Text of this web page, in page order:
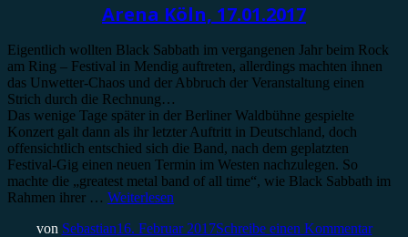
Arena Köln, 17.01.2017
Eigentlich wollten Black Sabbath im vergangenen Jahr beim Rock
am Ring – Festival in Mendig auftreten, allerdings machten ihnen
das Unwetter-Chaos und der Abbruch der Veranstaltung einen
Strich durch die Rechnung…
Das wenige Tage später in der Berliner Waldbühne gespielte
Konzert galt dann als ihr letzter Auftritt in Deutschland, doch
offensichtlich entschied sich die Band, nach dem geplatzten
Festival-Gig einen neuen Termin im Westen nachzulegen. So
machte die „greatest metal band of all time“, wie Black Sabbath im
Rahmen ihrer … Weiterlesen
von Sebastian16. Februar 2017Schreibe einen Kommentar